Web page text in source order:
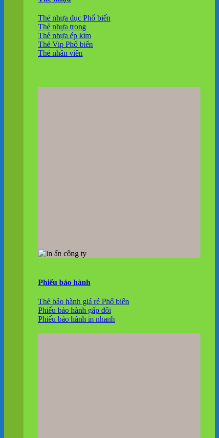
Thẻ nhựa đục
Thẻ nhựa trong
Thẻ nhựa ép kim
Thẻ Vip
Thẻ nhân viên
Phiếu bảo hành
Thẻ bảo hành giá rẻ
Phiếu bảo hành gấp đôi
Phiếu bảo hành in nhanh